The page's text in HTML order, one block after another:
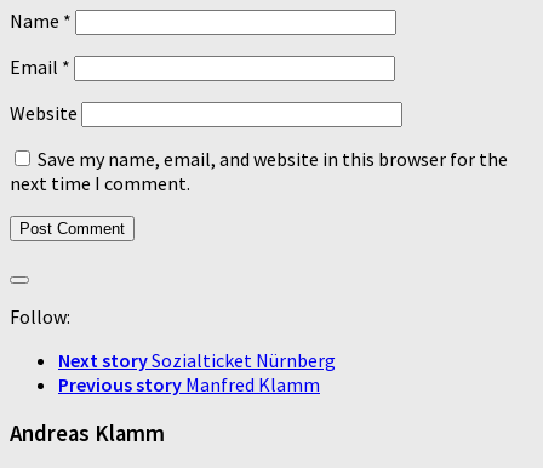
Name *
Email *
Website
Save my name, email, and website in this browser for the
next time I comment.
Follow:
Next storySozialticket Nürnberg
Previous story Manfred Klamm
Andreas Klamm